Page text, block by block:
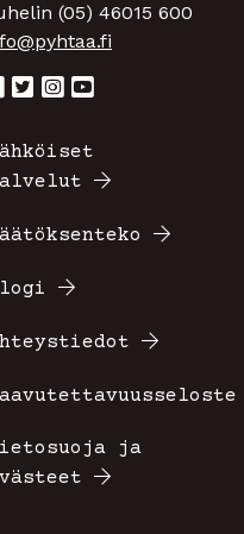
(05) 46015 600
ja